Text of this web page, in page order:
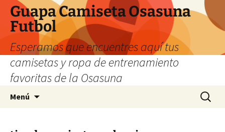
Guapa Camiseta Osasuna
Futbol
Esperamos que encuentres aquí tus
camisetas y ropa de entrenamiento
favoritas de la Osasuna
Menú Buscar: